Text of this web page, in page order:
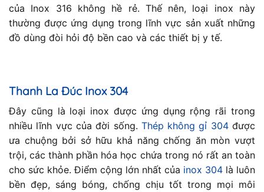
của Inox 316 không hề rẻ. Thế nên, loại inox này
thường được ứng dụng trong lĩnh vực sản xuất những
đồ dùng đòi hỏi độ bền cao và các thiết bị y tế.
Thanh La Đúc Inox 304
Đây cũng là loại inox được ứng dụng rộng rãi trong
nhiều lĩnh vực của đời sống. Thép không gỉ 304được
ưa chuộng bởi sở hữu khả năng chống ăn mòn vượt
trội, các thành phần hóa học chứa trong nó rất an toàn
cho sức khỏe. Điểm cộng lớn nhất của inox 304 là luôn
bền đẹp, sáng bóng, chống chịu tốt trong mọi môi